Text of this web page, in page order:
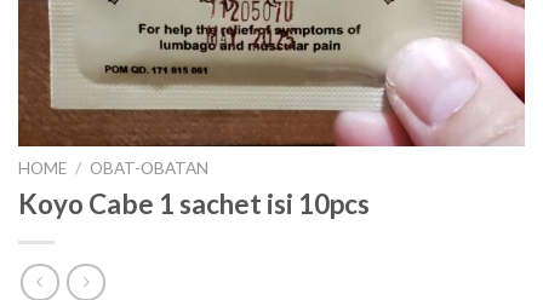
HOME / OBAT-OBATAN
Koyo Cabe 1 sachet isi 10pcs